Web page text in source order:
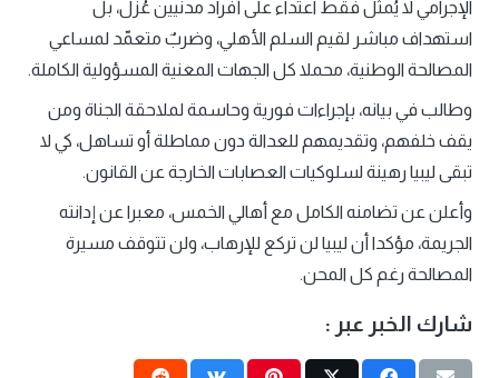
الإجرامي لا يُمثّل فقط اعتداء على أفراد مدنيين عُزّل، بل
استهداف مباشر لقيم السلم الأهلي، وضربٌ متعمّد لمساعي
المصالحة الوطنية، محملا كل الجهات المعنية المسؤولية الكاملة.
وطالب في بيانه، بإجراءات فورية وحاسمة لملاحقة الجناة ومن
يقف خلفهم، وتقديمهم للعدالة دون مماطلة أو تساهل، كي لا
تبقى ليبيا رهينة لسلوكيات العصابات الخارجة عن القانون.
وأعلن عن تضامنه الكامل مع أهالي الخمس، معبرا عن إدانته
الجريمة، مؤكدا أن ليبيا لن تركع للإرهاب، ولن تتوقف مسيرة
المصالحة رغم كل المحن.
شارك الخبر عبر :